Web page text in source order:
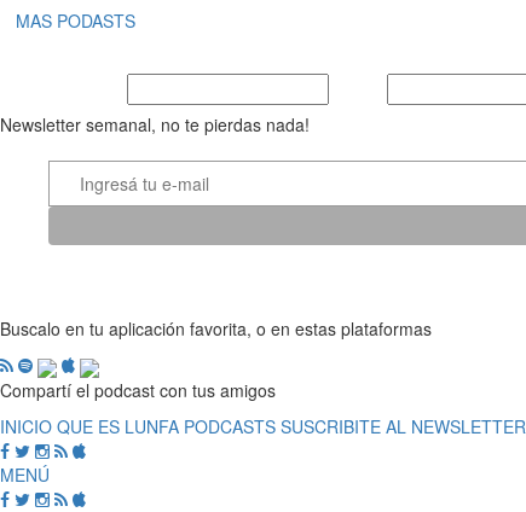
MAS PODASTS
Newsletter semanal, no te pierdas nada!
Buscalo en tu aplicación favorita, o en estas plataformas
Compartí el podcast con tus amigos
INICIO QUE ES LUNFA PODCASTS SUSCRIBITE AL NEWSLETTER
MENÚ